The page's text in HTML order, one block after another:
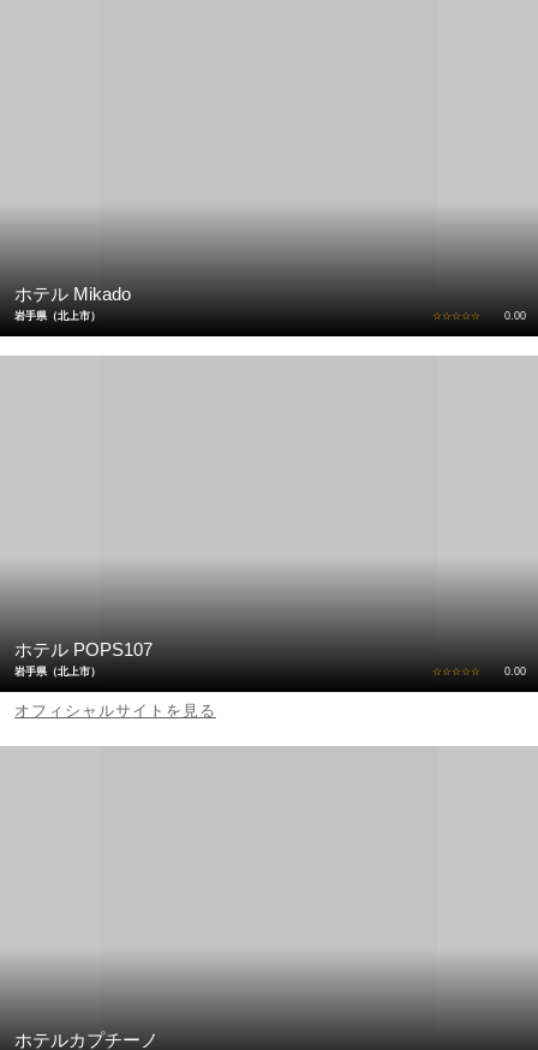
ホテル Mikado
岩手県（北上市） ☆☆☆☆☆ 0.00
ホテル POPS107
岩手県（北上市） ☆☆☆☆☆ 0.00
オフィシャルサイトを見る
ホテルカプチーノ